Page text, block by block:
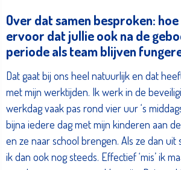
Over dat samen besproken:
ervoor dat jullie ook na de
periode als team blijven
Dat gaat bij ons heel natuurlijk en dat
met mijn werktijden. Ik werk in de
werkdag vaak pas rond vier uur ‘s
bijna iedere dag met mijn kinderen aan
en ze naar school brengen. Als ze dan uit
ik dan ook nog steeds. Effectief ‘mis’ ik